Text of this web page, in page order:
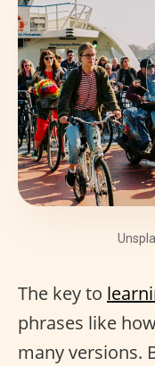
The key to
phrases like
many versions.